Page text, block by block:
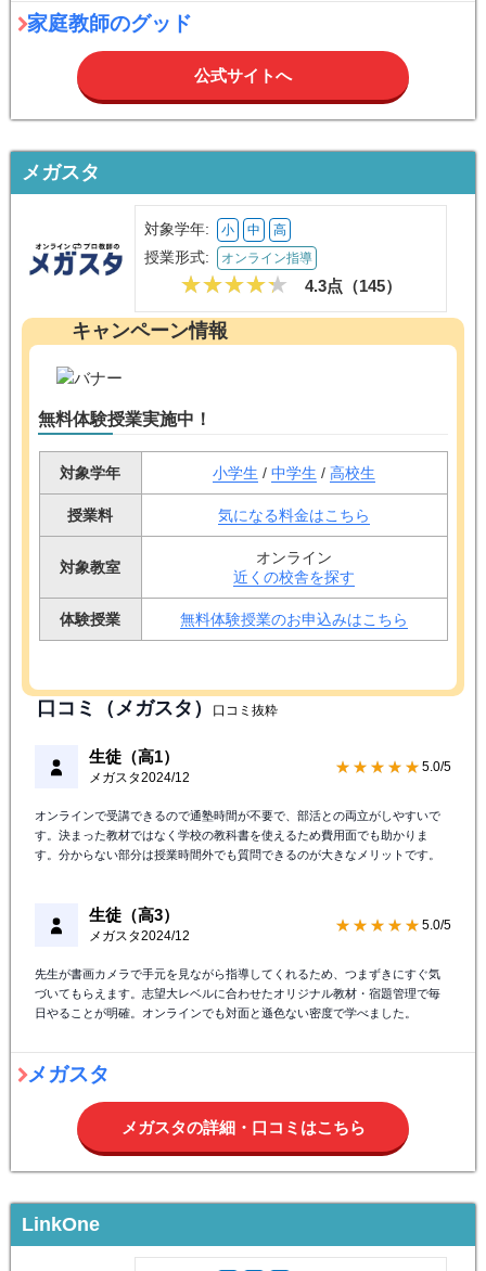
家庭教師のグッド
公式サイトへ
メガスタ
対象学年: 小 中 高
授業形式: オンライン指導
4.3点（145）
キャンペーン情報
無料体験授業実施中！
対象学年 小学生/中学生/高校生
授業料 気になる料金はこちら
対象教室
オンライン
近くの校舎を探す
口コミ（メガスタ）
メガスタ2024/12
★★★★★ 5.0/5
オンラインで受講できるので通塾時間が不要で、部活との両立がしやすいで
メガスタ2024/12
★★★★★ 5.0/5
先生が書画カメラで手元を見ながら指導してくれるため、つまずきにすぐ気
日やることが明確。オンラインでも対面と遜色ない密度で学べました。
メガスタ
メガスタの詳細・口コミはこちら